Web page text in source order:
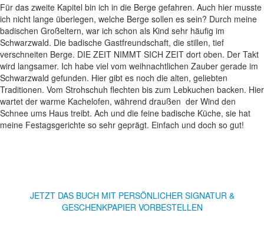
Für das zweite Kapitel bin ich in die Berge gefahren. Auch hier musste
ich nicht lange überlegen, welche Berge sollen es sein? Durch meine
badischen Großeltern, war ich schon als Kind sehr häufig im
Schwarzwald. Die badische Gastfreundschaft, die stillen, tief
verschneiten Berge. DIE ZEIT NIMMT SICH ZEIT dort oben. Der Takt
wird langsamer. Ich habe viel vom weihnachtlichen Zauber gerade im
Schwarzwald gefunden. Hier gibt es noch die alten, geliebten
Traditionen. Vom Strohschuh flechten bis zum Lebkuchen backen. Hier
wartet der warme Kachelofen, während draußen der Wind den
Schnee ums Haus treibt. Ach und die feine badische Küche, sie hat
meine Festagsgerichte so sehr geprägt. Einfach und doch so gut!
JETZT DAS BUCH MIT PERSÖNLICHER SIGNATUR &
GESCHENKPAPIER VORBESTELLEN